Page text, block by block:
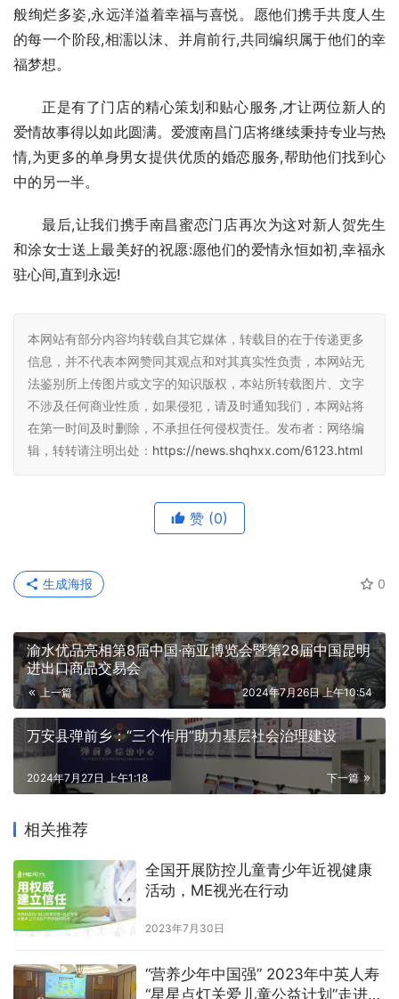
般绚烂多姿,永远洋溢着幸福与喜悦。愿他们携手共度人生
的每一个阶段,相濡以沫、并肩前行,共同编织属于他们的幸
福梦想。
正是有了门店的精心策划和贴心服务,才让两位新人的
爱情故事得以如此圆满。爱渡南昌门店将继续秉持专业与热
情,为更多的单身男女提供优质的婚恋服务,帮助他们找到心
中的另一半。
最后,让我们携手南昌蜜恋门店再次为这对新人贺先生
和涂女士送上最美好的祝愿:愿他们的爱情永恒如初,幸福永
驻心间,直到永远!
本网站有部分内容均转载自其它媒体，转载目的在于传递更多
信息，并不代表本网赞同其观点和对其真实性负责，本网站无
法鉴别所上传图片或文字的知识版权，本站所转载图片、文字
不涉及任何商业性质，如果侵犯，请及时通知我们，本网站将
在第一时间及时删除，不承担任何侵权责任。发布者：网络编
辑，转转请注明出处： https://news.shqhxx.com/6123.html
赞 (0)
0
生成海报
渝水优品亮相第8届中国·南亚博览会暨第28届中国昆明
进出口商品交易会
上一篇 2024年7月26日 上午10:54
万安县弹前乡：“三个作用”助力基层社会治理建设
下一篇
2024年7月27日 上午1:18
相关推荐
全国开展防控儿童青少年近视健康
活动，ME视光在行动
2023年7月30日
“营养少年中国强” 2023年中英人寿
“星星点灯关爱儿童公益计划”走进江